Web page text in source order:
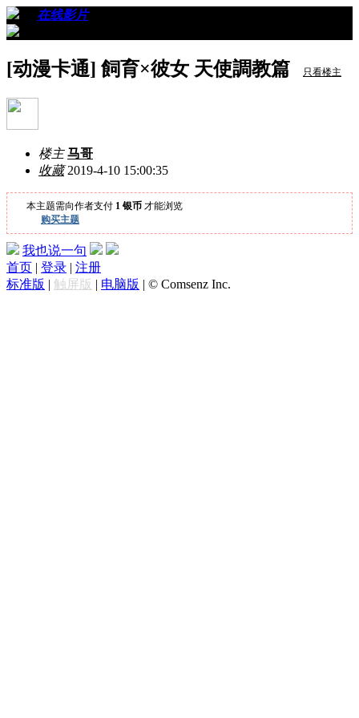
在线影片
[动漫卡通] 飼育×彼女 天使調教篇 只看楼主
楼主 马哥
收藏2019-4-10 15:00:35
本主题需向作者支付 1 银币 才能浏览
购买主题
我也说一句
首页 | 登录 | 注册
标准版 | 触屏版 | 电脑版 | © Comsenz Inc.